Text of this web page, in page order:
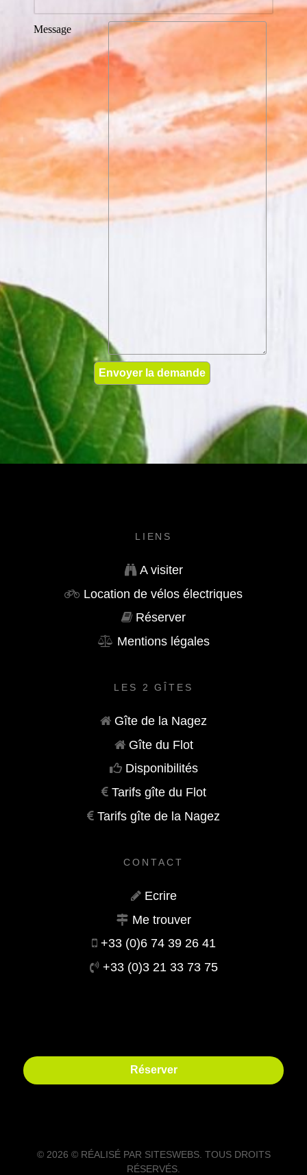
Message
LIENS
A visiter
Location de vélos électriques
Réserver
Mentions légales
LES 2 GÎTES
Gîte de la Nagez
Gîte du Flot
Disponibilités
Tarifs gîte du Flot
Tarifs gîte de la Nagez
CONTACT
Ecrire
Me trouver
+33 (0)6 74 39 26 41
+33 (0)3 21 33 73 75
Réserver
© 2026 © RÉALISÉ PAR SITESWEBS. TOUS DROITS
RÉSERVÉS.